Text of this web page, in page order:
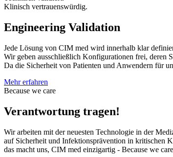
Klinisch vertrauenswürdig.
Engineering Validation
Jede Lösung von CIM med wird innerhalb klar
Wir geben ausschließlich Konfigurationen frei, deren
Da die Sicherheit von Patienten und Anwendern für
Mehr erfahren
Because we care
Verantwortung tragen!
Wir arbeiten mit der neuesten Technologie in der
auf Sicherheit und Infektionsprävention in kritischen
das macht uns, CIM med einzigartig - Because we